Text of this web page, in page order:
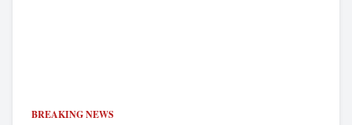
BREAKING NEWS